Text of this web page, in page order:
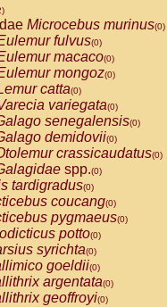
Microcebus murinus(0)
fulvus(0)
macaco(0)
mongoz(0)
catta(0)
variegata(0)
senegalensis(0)
demidovii(0)
crassicaudatus(0)
spp.(0)
tardigradus(0)
coucang(0)
pygmaeus(0)
potto(0)
syrichta(0)
goeldii(0)
argentata(0)
geoffroyi(0)